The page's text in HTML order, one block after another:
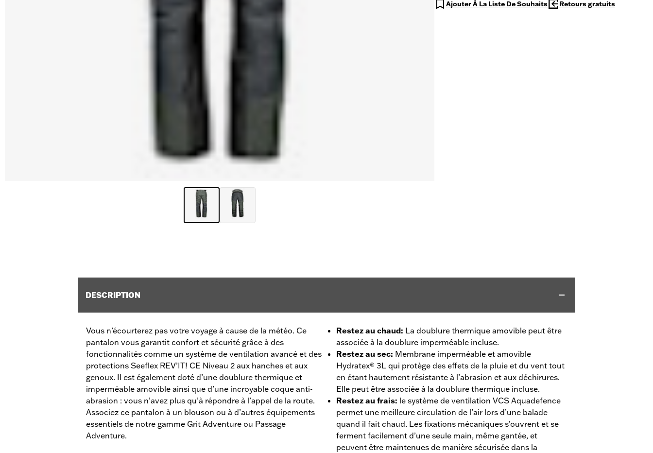
Ajouter À La Liste De Souhaits Retours gratuits
DESCRIPTION
Vous n’écourterez pas votre voyage à cause de la météo. Ce
pantalon vous garantit confort et sécurité grâce à des
fonctionnalités comme un système de ventilation avancé et des
protections Seeflex REV’IT! CE Niveau 2 aux hanches et aux
genoux. Il est également doté d’une doublure thermique et
imperméable amovible ainsi que d’une incroyable coque anti-
abrasion : vous n’avez plus qu’à répondre à l’appel de la route.
Associez ce pantalon à un blouson ou à d’autres équipements
essentiels de notre gamme Grit Adventure ou Passage
Adventure.
Restez au chaud: La doublure thermique amovible peut être
associée à la doublure imperméable incluse.
Restez au sec: Membrane imperméable et amovible
Hydratex® 3L qui protège des effets de la pluie et du vent tout
en étant hautement résistante à l’abrasion et aux déchirures.
Elle peut être associée à la doublure thermique incluse.
Restez au frais: le système de ventilation VCS Aquadefence
permet une meilleure circulation de l’air lors d’une balade
quand il fait chaud. Les fixations mécaniques s’ouvrent et se
ferment facilement d’une seule main, même gantée, et
peuvent être maintenues de manière sécurisée dans la